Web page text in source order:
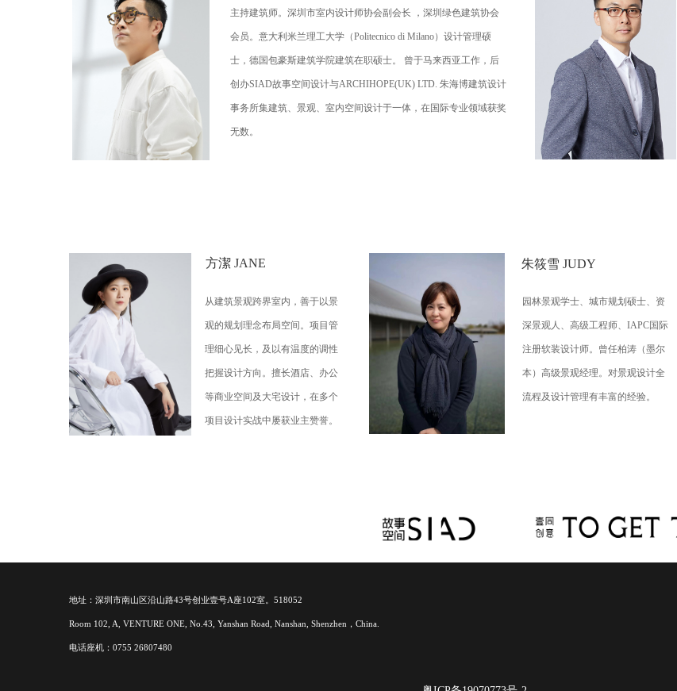
主持建筑师。深圳市室内设计师协会副会长 ，深圳绿色建筑协会
会员。意大利米兰理工大学（Politecnico di Milano）设计管理硕
士，德国包豪斯建筑学院建筑在职硕士。 曾于马来西亚工作，后
创办SIAD故事空间设计与ARCHIHOPE(UK) LTD. 朱海博建筑设计
事务所集建筑、景观、室内空间设计于一体，在国际专业领域获奖
无数。
方潔 JANE
从建筑景观跨界室内，善于以景
观的规划理念布局空间。项目管
理细心见长，及以有温度的调性
把握设计方向。擅长酒店、办公
等商业空间及大宅设计，在多个
项目设计实战中屡获业主赞誉。
朱筱雪 JUDY
园林景观学士、城市规划硕士、资
深景观人、高级工程师、IAPC国际
注册软装设计师。曾任柏涛（墨尔
本）高级景观经理。对景观设计全
流程及设计管理有丰富的经验。
地址：深圳市南山区沿山路43号创业壹号A座102室。518052
Room 102, A, VENTURE ONE, No.43, Yanshan Road, Nanshan, Shenzhen，China.
电话座机：0755 26807480